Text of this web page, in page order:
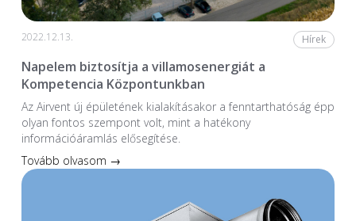
2022.12.13. Hírek
Napelem biztosítja a villamosenergiát a
Kompetencia Központunkban
Az Airvent új épületének kialakításakor a fenntarthatóság épp
olyan fontos szempont volt, mint a hatékony
információáramlás elősegítése.
Tovább olvasom →